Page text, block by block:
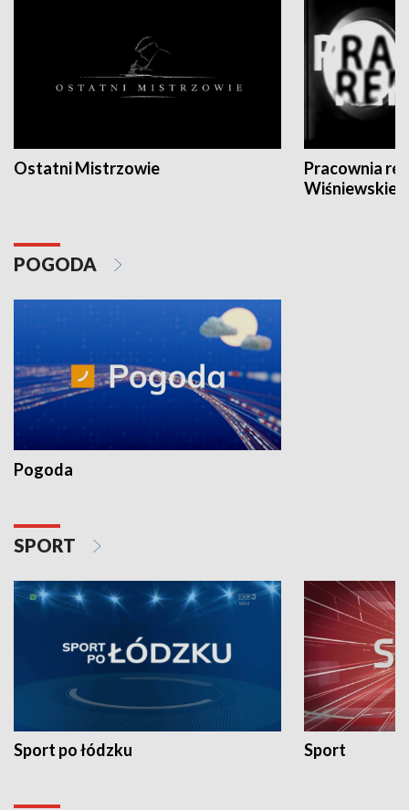
Ostatni Mistrzowie
Pracownia
POGODA
Pogoda
SPORT
Sport po łódzku Sport